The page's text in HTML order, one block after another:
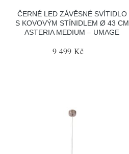
ČERNÉ LED ZÁVĚSNÉ SVÍTIDLO
S KOVOVÝM STÍNIDLEM Ø 43 CM
ASTERIA MEDIUM – UMAGE
9 499 Kč